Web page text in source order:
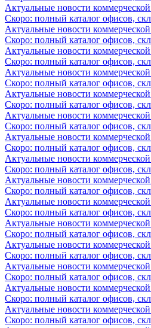
Актуальные новости
Скоро: полный каталог офисов,
Актуальные новости
Скоро: полный каталог офисов,
Актуальные новости
Скоро: полный каталог офисов,
Актуальные новости
Скоро: полный каталог офисов,
Актуальные новости
Скоро: полный каталог офисов,
Актуальные новости
Скоро: полный каталог офисов,
Актуальные новости
Скоро: полный каталог офисов,
Актуальные новости
Скоро: полный каталог офисов,
Актуальные новости
Скоро: полный каталог офисов,
Актуальные новости
Скоро: полный каталог офисов,
Актуальные новости
Скоро: полный каталог офисов,
Актуальные новости
Скоро: полный каталог офисов,
Актуальные новости
Скоро: полный каталог офисов,
Актуальные новости
Скоро: полный каталог офисов,
Актуальные новости
Скоро: полный каталог офисов,